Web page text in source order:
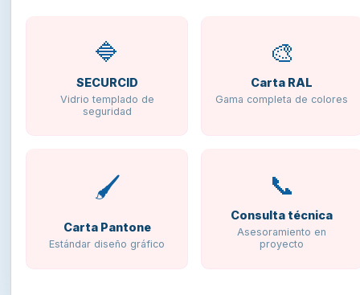
🔷
SECURCID
Vidrio templado de
seguridad
🎨
Carta RAL
Gama completa de colores
🖌️
Carta Pantone
Estándar diseño gráfico
📞
Consulta técnica
Asesoramiento en
proyecto